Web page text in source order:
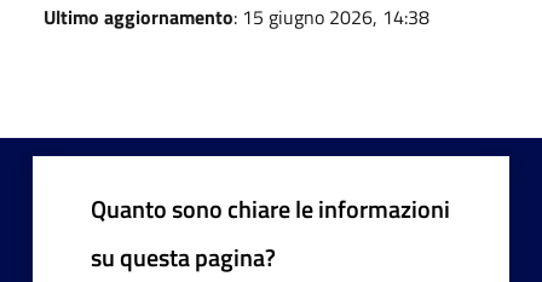
Ultimo aggiornamento: 15 giugno 2026, 14:38
Quanto sono chiare le informazioni
su questa pagina?